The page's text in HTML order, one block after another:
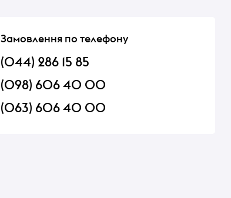
Замовлення по телефону
(044) 286 15 85
(098) 606 40 00
(063) 606 40 00